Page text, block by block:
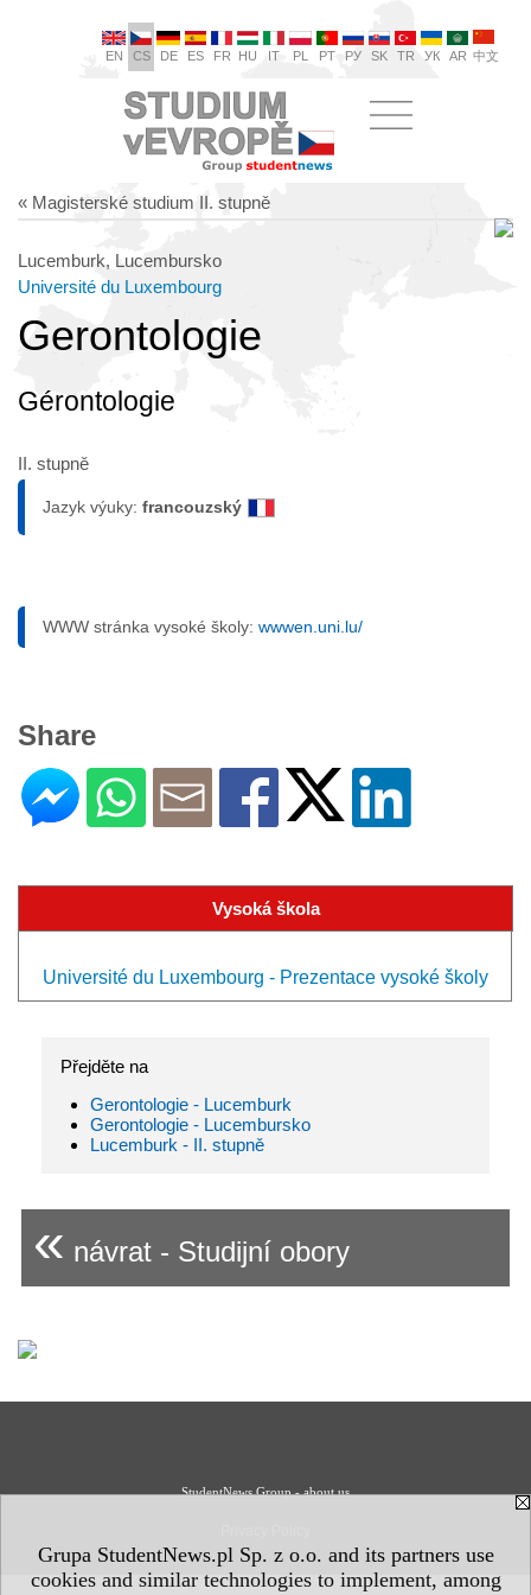
Grupa StudentNews.pl Sp. z o.o. and its partners use
cookies and similar technologies to implement, among
EN CS DE ES FR HU IT PL PT РУ SK TR УК AR 中文
« Magisterské studium II. stupně
Lucemburk, Lucembursko
Université du Luxembourg
Gerontologie
Gérontologie
II. stupně
Jazyk výuky: francouzský
WWW stránka vysoké školy: wwwen.uni.lu/
Share
Vysoká škola
Université du Luxembourg - Prezentace vysoké školy
Přejděte na
Gerontologie - Lucemburk
Gerontologie - Lucembursko
Lucemburk - II. stupně
« návrat - Studijní obory
StudentNews Group - about us